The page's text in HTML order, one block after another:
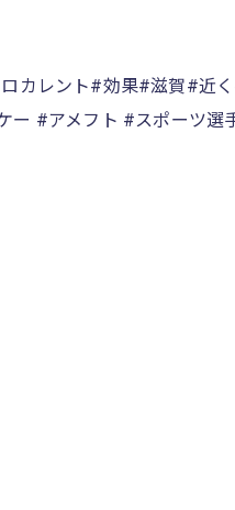
カレント#効果#滋賀#近
ー #アメフト #スポーツ選